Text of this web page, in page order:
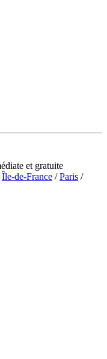
et gratuite
Île-de-France /Paris /